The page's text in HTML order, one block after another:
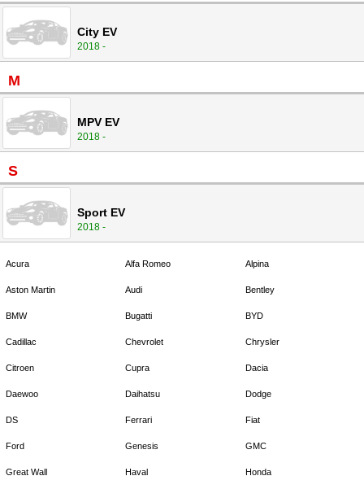
City EV
2018 -
M
MPV EV
2018 -
S
Sport EV
2018 -
Acura Alfa Romeo Alpina
Aston Martin Audi Bentley
BMW Bugatti BYD
Cadillac Chevrolet Chrysler
Citroen Cupra Dacia
Daewoo Daihatsu Dodge
DS Ferrari Fiat
Ford Genesis GMC
Great Wall Haval Honda